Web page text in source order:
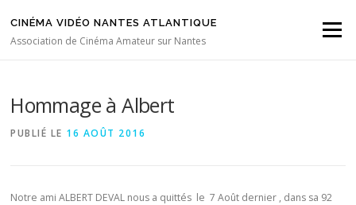
CINÉMA VIDÉO NANTES ATLANTIQUE
Association de Cinéma Amateur sur Nantes
Menu
Hommage à Albert
PUBLIÉ LE 16 AOÛT 2016
Notre ami ALBERT DEVAL nous a quittés le 7 Août dernier , dans sa 92